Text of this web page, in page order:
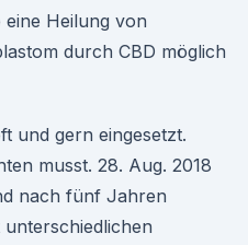
Heilung von
durch CBD möglich
und gern eingesetzt.
musst. 28. Aug. 2018
nach fünf Jahren